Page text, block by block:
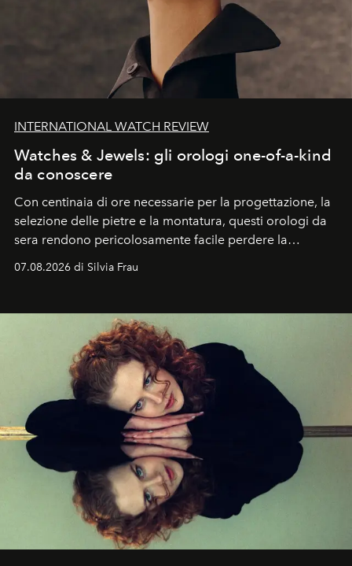
INTERNATIONAL WATCH REVIEW
Watches & Jewels: gli orologi one-of-a-kind
da conoscere
Con centinaia di ore necessarie per la progettazione, la
selezione delle pietre e la montatura, questi orologi da
sera rendono pericolosamente facile perdere la
07.08.2026 di Silvia Frau